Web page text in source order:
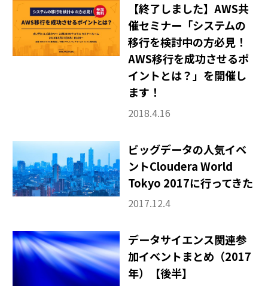
【終了しました】AWS共
催セミナー「システムの
移行を検討中の方必見！
AWS移行を成功させるポ
イントとは？」を開催し
ます！
2018.4.16
ビッグデータの人気イベ
ントCloudera World
Tokyo 2017に行ってきた
2017.12.4
データサイエンス関連参
加イベントまとめ（2017
年）【後半】